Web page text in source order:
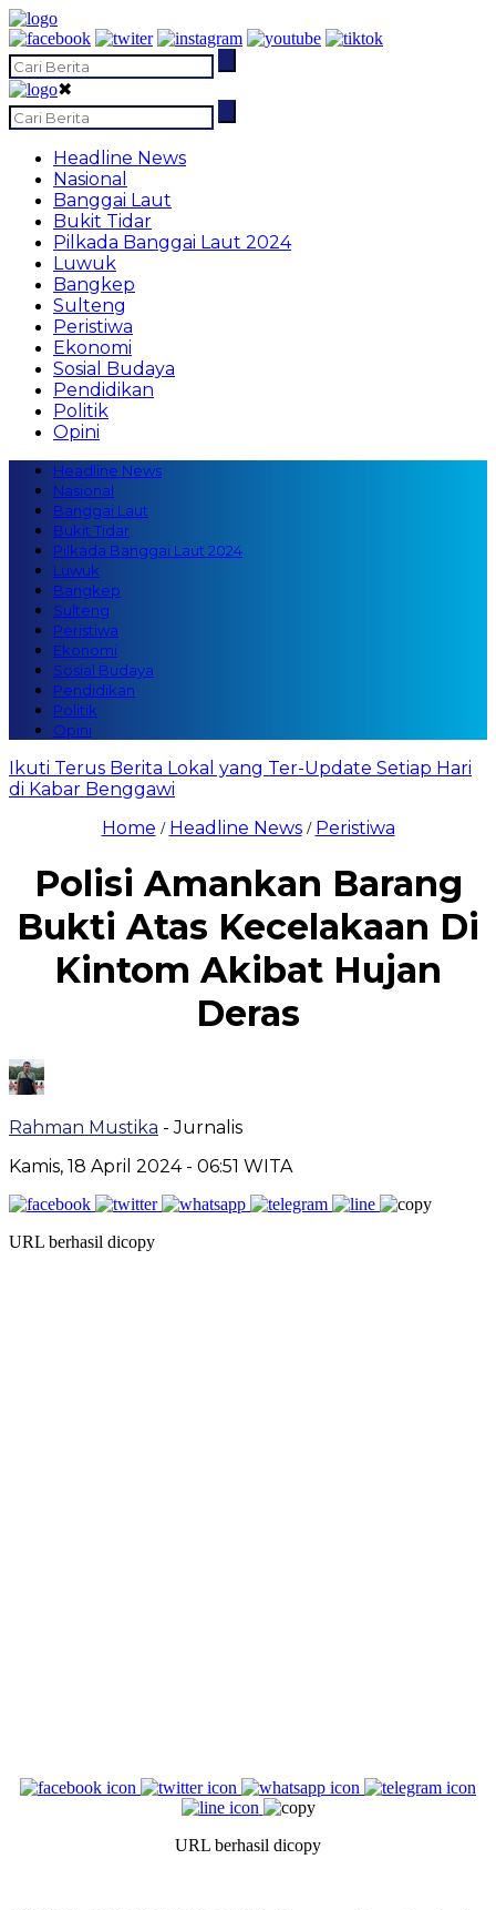
✖
Headline News
Nasional
Banggai Laut
Bukit Tidar
Pilkada Banggai Laut 2024
Luwuk
Bangkep
Sulteng
Peristiwa
Ekonomi
Sosial Budaya
Pendidikan
Politik
Opini
Headline News
Nasional
Banggai Laut
Bukit Tidar
Pilkada Banggai Laut 2024
Luwuk
Bangkep
Sulteng
Peristiwa
Ekonomi
Sosial Budaya
Pendidikan
Politik
Opini
Ikuti Terus Berita Lokal yang Ter-Update Setiap Hari
di Kabar Benggawi
Home / Headline News/ Peristiwa
Polisi Amankan Barang
Bukti Atas Kecelakaan Di
Kintom Akibat Hujan
Deras
Rahman Mustika - Jurnalis
Kamis, 18 April 2024 - 06:51 WITA
URL berhasil dicopy
URL berhasil dicopy